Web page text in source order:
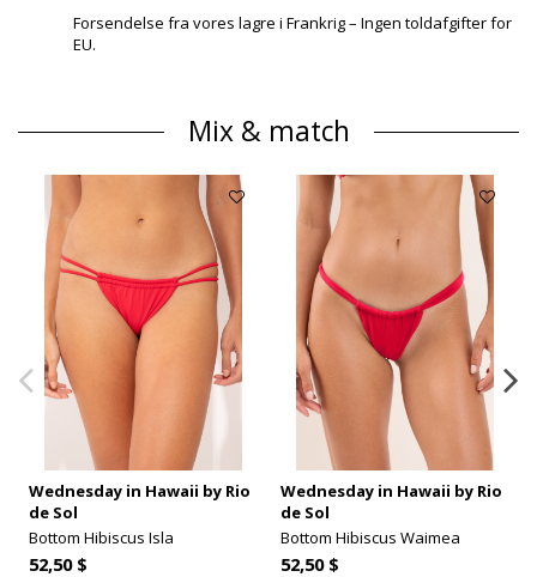
Forsendelse fra vores lagre i Frankrig – Ingen toldafgifter for
EU.
Mix & match
Wednesday in Hawaii by Rio
de Sol
Bottom Hibiscus Isla
52,50 $
Wednesday in Hawaii by Rio
de Sol
Bottom Hibiscus Waimea
52,50 $